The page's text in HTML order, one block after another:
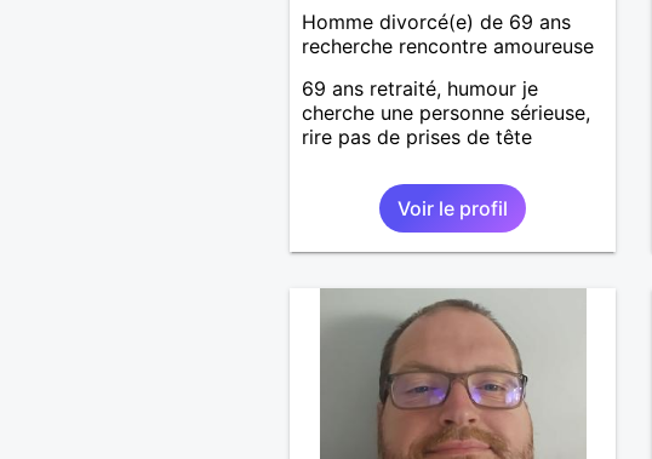
Homme divorcé(e) de 69 ans
recherche rencontre amoureuse
69 ans retraité, humour je
cherche une personne sérieuse,
rire pas de prises de tête
Voir le profil